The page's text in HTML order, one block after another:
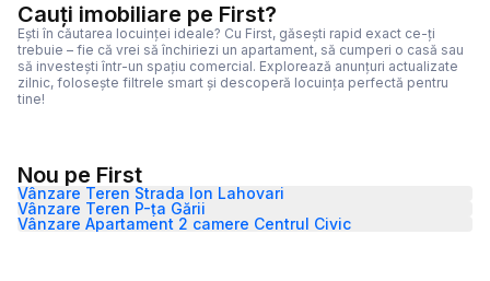
Cauți imobiliare pe First?
Ești în căutarea locuinței ideale? Cu First, găsești rapid exact ce-ți
trebuie – fie că vrei să închiriezi un apartament, să cumperi o casă sau
să investești într-un spațiu comercial. Explorează anunțuri actualizate
zilnic, folosește filtrele smart și descoperă locuința perfectă pentru
tine!
Nou pe First
Vânzare Teren Strada Ion Lahovari
Vânzare Teren P-ța Gării
Vânzare Apartament 2 camere Centrul Civic